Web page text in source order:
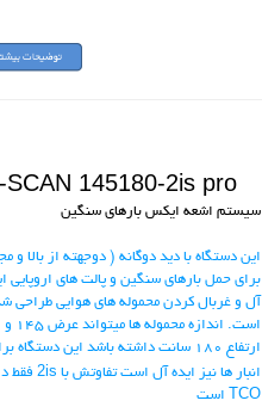
SCAN 145180-2is pro
سیستم اشعه ایکس بارهای سنگین
این دستگاه با دید دوگانه ( دوجهته از بالا و
برای حمل بارهای سنگین و پالت های اروپایی
آل و غربال کردن محموله های هوایی طراحی
است. اندازه محموله ها میتواند عرض 145 و
ارتفاع 180 سانت داشته باشد این دستگاه
انبار ها نیز ایده آل است تفاوتش با 2is فقط
TCO است